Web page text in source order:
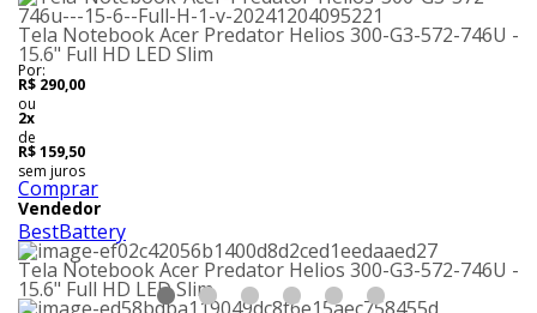
Tela Notebook Acer Predator Helios 300-G3-572-746U -
15.6" Full HD LED Slim
Por:
R$ 290,00
ou
2x
de
R$ 159,50
sem juros
Comprar
Vendedor
BestBattery
Tela Notebook Acer Predator Helios 300-G3-572-746U -
15.6" Full HD LED Slim